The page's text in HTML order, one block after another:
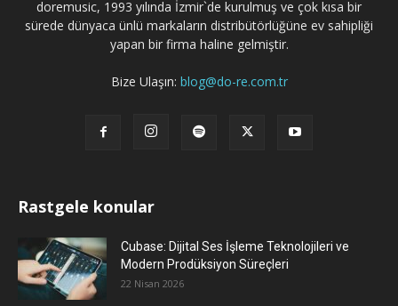
doremusic, 1993 yılında İzmir`de kurulmuş ve çok kısa bir
sürede dünyaca ünlü markaların distribütörlüğüne ev sahipliği
yapan bir firma haline gelmiştir.
Bize Ulaşın: blog@do-re.com.tr
Rastgele konular
Cubase: Dijital Ses İşleme Teknolojileri ve
Modern Prodüksiyon Süreçleri
22 Nisan 2026